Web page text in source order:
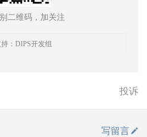
二维码，加关注
：DIPS开发组
投诉
写留言